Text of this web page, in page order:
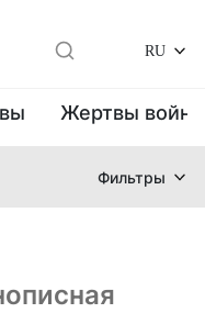
RU
Жертвы
Фильтры